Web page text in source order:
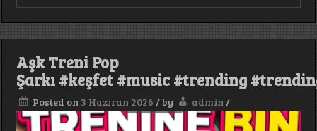
Deep
House
House
#keşfet
#arabic
Aşk Treni Pop
Şarkı #keşfet #music #trending
Posted on 3 Haziran 2026 /by admin /